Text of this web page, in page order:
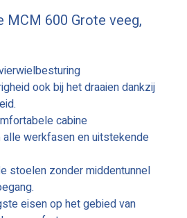
MCM 600 Grote veeg,
ook bij het draaien dankzij
cabine
werkfasen en uitstekende
stoelen zonder middentunnel
eisen op het gebied van